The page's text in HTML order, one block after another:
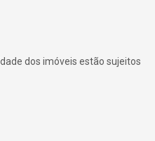
dos imóveis estão sujeitos